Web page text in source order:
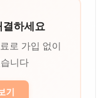
결하세요
로 가입 없이
니다
기